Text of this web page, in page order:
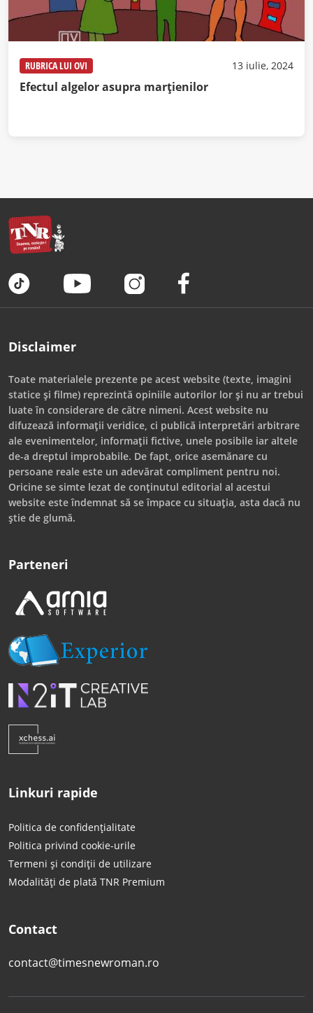
RUBRICA LUI OVI 13 iulie, 2024
Efectul algelor asupra marțienilor
Disclaimer
Toate materialele prezente pe acest website (texte, imagini
statice și filme) reprezintă opiniile autorilor lor și nu ar trebui
luate în considerare de către nimeni. Acest website nu
difuzează informații veridice, ci publică interpretări arbitrare
ale evenimentelor, informații fictive, unele posibile iar altele
de-a dreptul improbabile. De fapt, orice asemănare cu
persoane reale este un adevărat compliment pentru noi.
Oricine se simte lezat de conținutul editorial al acestui
website este îndemnat să se împace cu situația, asta dacă nu
știe de glumă.
Parteneri
Linkuri rapide
Politica de confidențialitate
Politica privind cookie-urile
Termeni și condiții de utilizare
Modalități de plată TNR Premium
Contact
contact@timesnewroman.ro